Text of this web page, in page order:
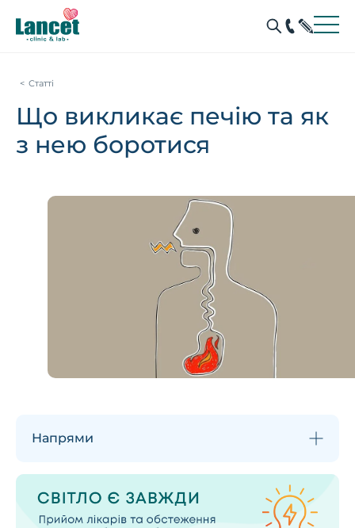
Статті
Що викликає печію та як
з нею боротися
Напрями